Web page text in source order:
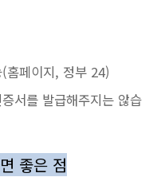
홈페이지, 정부 24)
서를 발급해주지는 않습
좋은 점